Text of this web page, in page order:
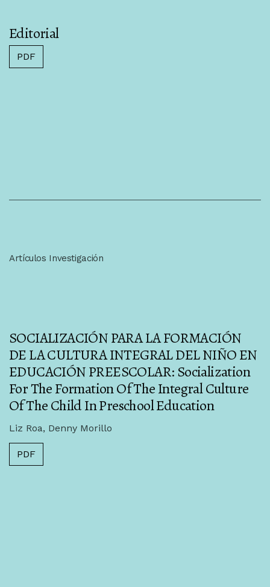
Editorial
PDF
Artículos Investigación
SOCIALIZACIÓN PARA LA FORMACIÓN
DE LA CULTURA INTEGRAL DEL NIÑO EN
EDUCACIÓN PREESCOLAR: Socialization
For The Formation Of The Integral Culture
Of The Child In Preschool Education
Liz Roa, Denny Morillo
PDF